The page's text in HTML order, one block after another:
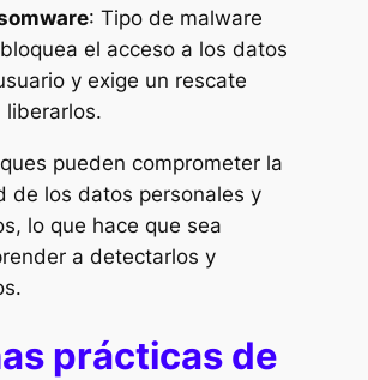
: Tipo de malware
el acceso a los datos
y exige un rescate
liberarlos.
pueden comprometer la
de los datos personales y
lo que hace que sea
a detectarlos y
prácticas de